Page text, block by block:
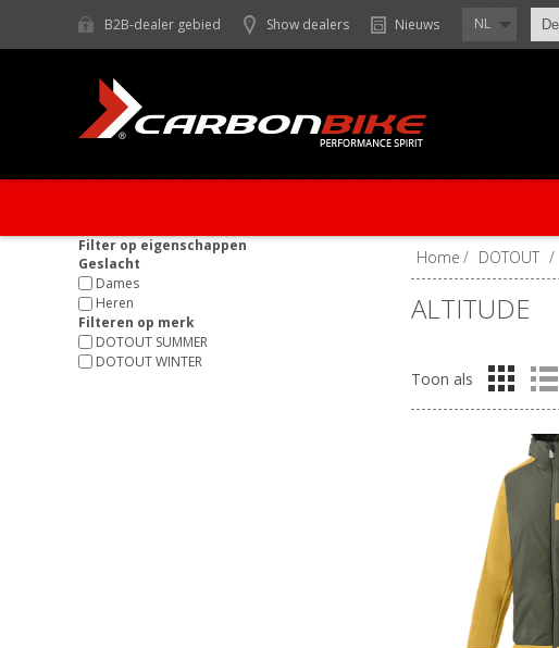
B2B-dealer gebied Show dealers Nieuws NL
Home / DOTOUT /
ALTITUDE
Toon als
Filter op eigenschappen
Geslacht
Dames
Heren
Filteren op merk
DOTOUT SUMMER
DOTOUT WINTER